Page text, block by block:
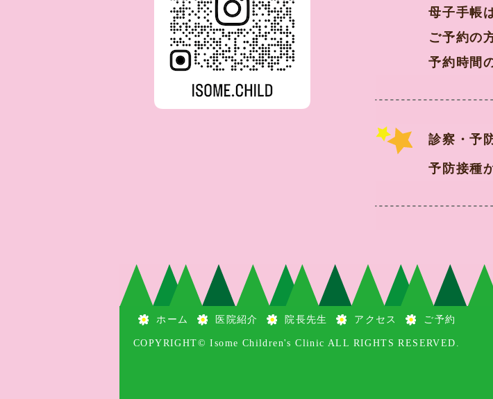
母子手帳
ご予約の
予約時間
診察・予
予防接種
ホーム 医院紹介 院長先生 アクセス ご予約
COPYRIGHT© Isome Children's Clinic ALL RIGHTS RESERVED.